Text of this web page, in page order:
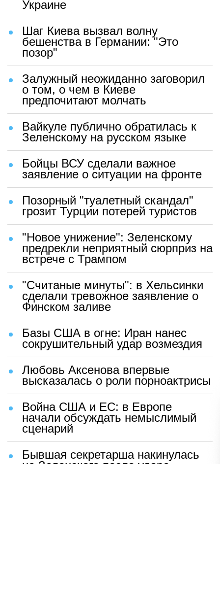
Украине
Шаг Киева вызвал волну
бешенства в Германии: "Это
позор"
Залужный неожиданно заговорил
о том, о чем в Киеве
предпочитают молчать
Вайкуле публично обратилась к
Зеленскому на русском языке
Бойцы ВСУ сделали важное
заявление о ситуации на фронте
Позорный "туалетный скандал"
грозит Турции потерей туристов
"Новое унижение": Зеленскому
предрекли неприятный сюрприз на
встрече с Трампом
"Считаные минуты": в Хельсинки
сделали тревожное заявление о
Финском заливе
Базы США в огне: Иран нанес
сокрушительный удар возмездия
Любовь Аксенова впервые
высказалась о роли порноактрисы
Война США и ЕС: в Европе
начали обсуждать немыслимый
сценарий
Бывшая секретарша накинулась
на Зеленского после удара